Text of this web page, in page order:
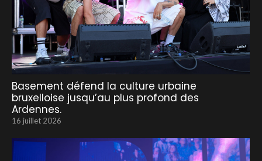
Basement défend la culture urbaine
bruxelloise jusqu’au plus profond des
Ardennes.
16 juillet 2026